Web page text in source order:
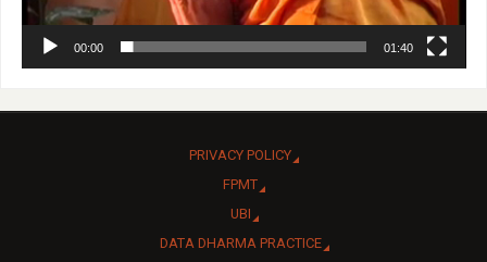
00:00 01:40
PRIVACY POLICY
FPMT
UBI
DATA DHARMA PRACTICE